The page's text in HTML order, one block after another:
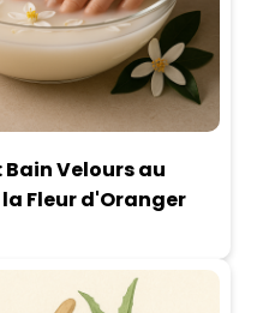
Bain Velours au
Fleur d'Oranger